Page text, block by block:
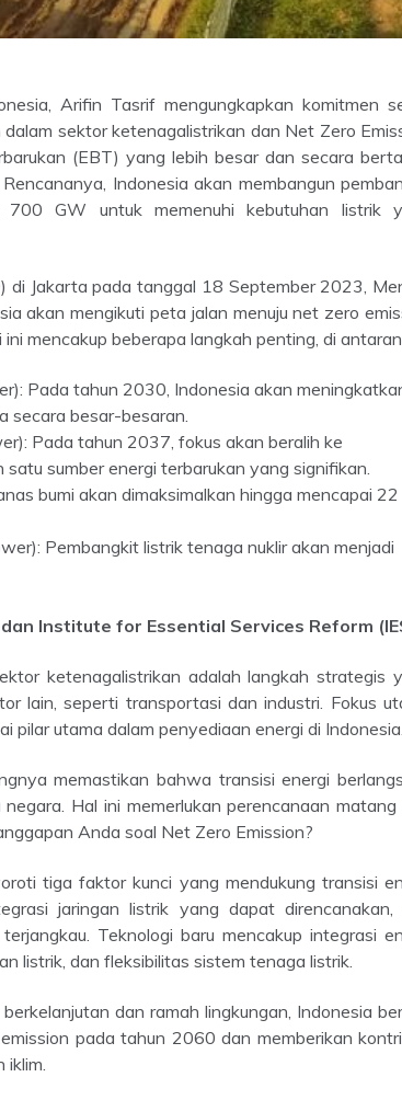
Arifin Tasrif mengungkapkan komitmen
sektor ketenagalistrikan dan Net Zero
(EBT) yang lebih besar dan secara
Indonesia akan membangun
GW untuk memenuhi kebutuhan listrik
akan mengikuti peta jalan menuju net zero
mencakup beberapa langkah penting, di
Pada tahun 2030, Indonesia akan
secara besar-besaran.
Pada tahun 2037, fokus akan beralih ke
sumber energi terbarukan yang signifikan.
bumi akan dimaksimalkan hingga mencapai 22
Pembangkit listrik tenaga nuklir akan menjadi
dan Institute for Essential Services Reform
lain, seperti transportasi dan industri. Fokus
utama dalam penyediaan energi di Indonesia.
Hal ini memerlukan perencanaan matang
Anda soal Net Zero Emission?
jaringan listrik yang dapat direncanakan,
Teknologi baru mencakup integrasi
listrik, dan fleksibilitas sistem tenaga listrik.
pada tahun 2060 dan memberikan